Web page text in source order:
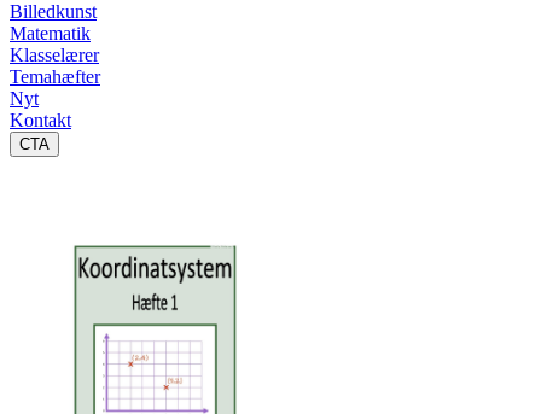
Billedkunst
Matematik
Klasselærer
Temahæfter
Nyt
Kontakt
CTA